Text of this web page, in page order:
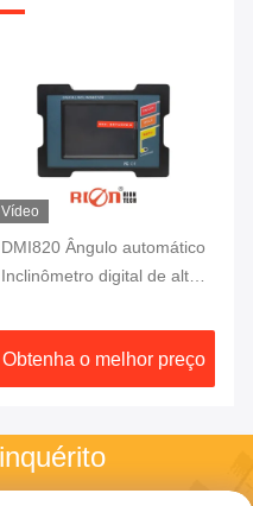
Vídeo
DMI820 Ângulo automático
Inclinômetro digital de alta
Obtenha o melhor preço